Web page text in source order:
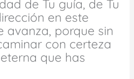
de Tu guía, de Tu
en este
avanza, porque sin
con certeza
que has